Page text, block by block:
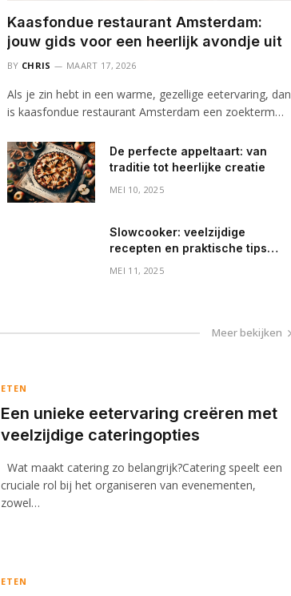
Kaasfondue restaurant Amsterdam:
jouw gids voor een heerlijk avondje uit
BY CHRIS MAART 17, 2026
Als je zin hebt in een warme, gezellige eetervaring, dan
is kaasfondue restaurant Amsterdam een zoekterm…
De perfecte appeltaart: van
traditie tot heerlijke creatie
MEI 10, 2025
Slowcooker: veelzijdige
recepten en praktische tips
MEI 11, 2025
Meer bekijken
ETEN
Een unieke eetervaring creëren met
veelzijdige cateringopties
Wat maakt catering zo belangrijk?Catering speelt een
cruciale rol bij het organiseren van evenementen,
zowel…
ETEN